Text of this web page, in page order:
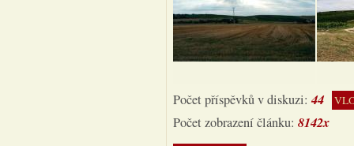
Počet příspěvků v diskuzi:44
Počet zobrazení článku: 8142x